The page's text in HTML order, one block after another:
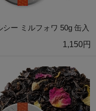
シー ミルフォワ 50g 缶入
1,150円